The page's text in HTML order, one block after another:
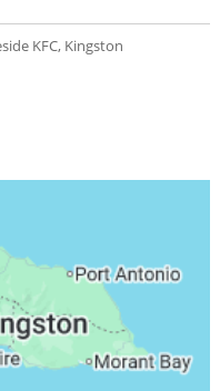
KFC, Kingston